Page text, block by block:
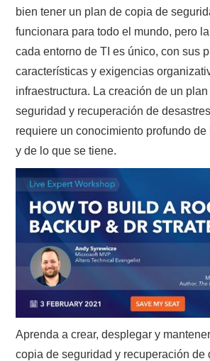
bien tener un plan de copia de
funcionara para todo el mundo, pero
cada entorno de TI es único, con sus
características y exigencias
infraestructura. La creación de un
seguridad y recuperación de
requiere un conocimiento profundo
y de lo que se tiene.
Aprenda a crear, desplegar y
copia de seguridad y recuperación de